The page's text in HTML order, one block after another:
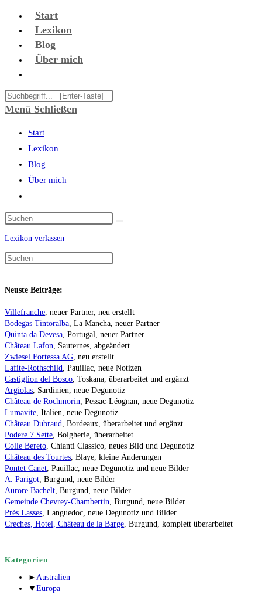
Zum
Start
Lexikon
Blog
Über mich
Suche
umschalten
Diese
Website
Menü Schließen
Start
Lexikon
Blog
Über mich
Suche
umschalten
Lexikon verlassen
Neuste Beiträge:
Villefranche, neuer Partner, neu erstellt
Bodegas Tintoralba, La Mancha, neuer Partner
Quinta da Devesa, Portugal, neuer Partner
Château Lafon, Sauternes, abgeändert
Zwiesel Fortessa AG, neu erstellt
Lafite-Rothschild, Pauillac, neue Notizen
Castiglion del Bosco, Toskana, überarbeitet und ergänzt
Argiolas, Sardinien, neue Degunotiz
Château de Rochmorin, Pessac-Léognan, neue Degunotiz
Lumavite, Italien, neue Degunotiz
Château Dubraud, Bordeaux, überarbeitet und ergänzt
Podere 7 Sette, Bolgherie, überarbeitet
Colle Bereto, Chianti Classico, neues Bild und Degunotiz
Château des Tourtes, Blaye, kleine Änderungen
Pontet Canet, Pauillac, neue Degunotiz und neue Bilder
A. Parigot, Burgund, neue Bilder
Aurore Bachelt, Burgund, neue Bilder
Gemeinde Chevrey-Chambertin, Burgund, neue Bilder
Prés Lasses, Languedoc, neue Degunotiz und Bilder
Creches, Hotel, Château de la Barge, Burgund, komplett überarbeitet
Kategorien
► Australien
▼ Europa